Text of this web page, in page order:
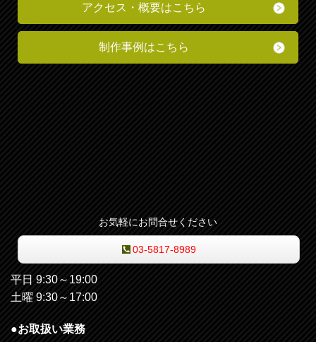
アクセス・概要はこちら
制作事例はこちら
お気軽にお問合せください
03-5817-8989
平日 9:30～19:00
土曜 9:30～17:00
●お取扱い業務